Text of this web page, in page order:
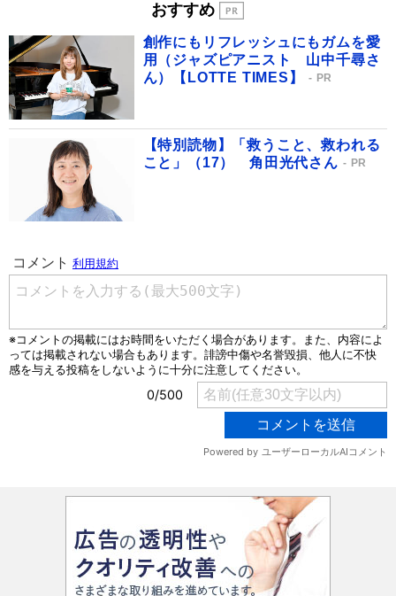
おすすめ
創作にもリフレッシュにもガムを愛
用（ジャズピアニスト 山中千尋さ
ん）【LOTTE TIMES】
PR
【特別読物】「救うこと、救われる
こと」（17） 角田光代さん
PR